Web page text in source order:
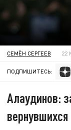
СЕМЁН СЕРГЕЕВ 22
ПОДПИШИТЕСЬ:
Алаудинов: